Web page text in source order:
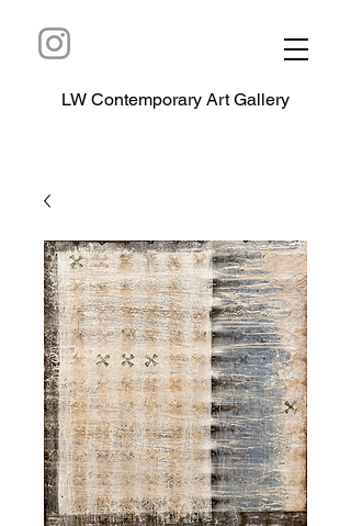
LW Contemporary Art Gallery